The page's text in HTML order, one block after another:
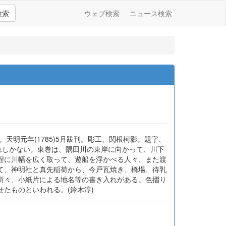
索 ウェブ検索 ニュース検索
明元年(1785)5月跋刊。彫工、関根柯影。題字、
かない。東巻は、隅田川の東岸に向かって、川下
川幅を広く取って、遊船を浮かべる人々、また渡
神明社と真先稲荷から、今戸瓦焼き、橋場、待乳
、小紙片による地名等の書き入れがある。色摺り
たものといわれる。(鈴木淳)